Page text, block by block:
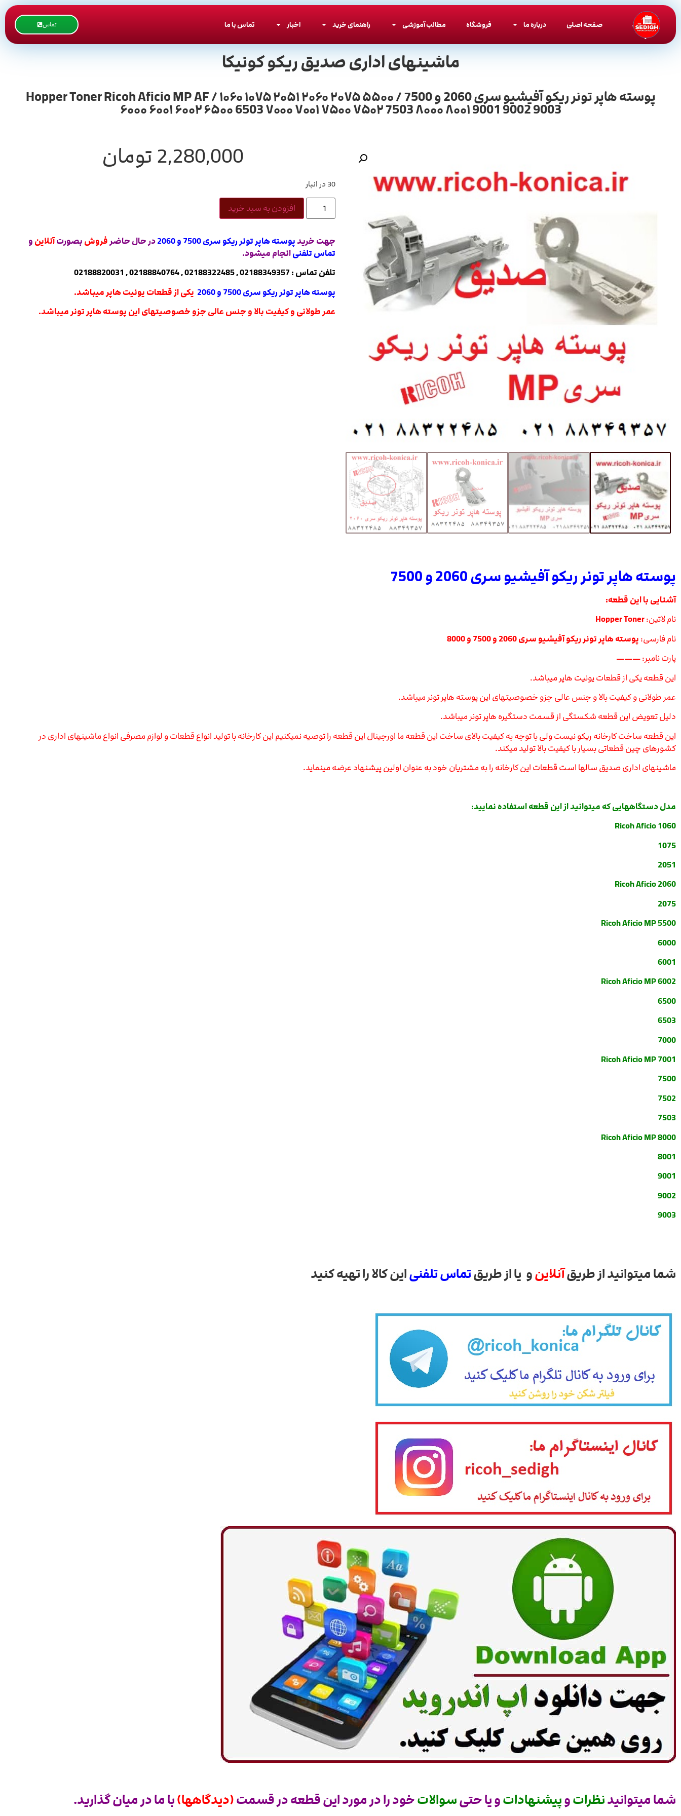
صفحه اصلی درباره ما فروشگاه مطالب آموزشی راهنمای خرید اخبار تماس با ما تماس
ماشینهای اداری صدیق ریکو کونیکا
پوسته هاپر تونر ریکو آفیشیو سری 2060 و 7500 / Hopper Toner Ricoh Aficio MP AF / ۱۰۶۰ ۱۰۷۵ ۲۰۵۱ ۲۰۶۰ ۲۰۷۵ ۵۵۰۰
۶۰۰۰ ۶۰۰۱ ۶۰۰۲ ۶۵۰۰ 6503 ۷۰۰۰ ۷۰۰۱ ۷۵۰۰ ۷۵۰۲ 7503 ۸۰۰۰ ۸۰۰۱ 9001 9002 9003
2,280,000 تومان
30 در انبار
افزودن به سبد خرید
جهت خریدپوسته هاپر تونر ریکو سری 7500 و 2060 در حال حاضر فروش بصورتآنلاین و
تماس تلفنیانجام میشود.
تلفن تماس : 02188349357 , 02188322485 , 02188840764 , 02188820031
پوسته هاپر تونر ریکو سری 7500 و 2060
یکی از قطعات یونیت هاپر میباشد.
عمر طولانی و کیفیت بالا و جنس عالی جزو خصوصیتهای این پوسته هاپر تونر میباشد.
پوسته هاپر تونر ریکو آفیشیو سری 2060 و 7500
آشنایی با این قطعه:
نام لاتین:Hopper Toner
نام فارسی: پوسته هاپر تونر ریکو آفیشیو سری 2060 و 7500 و 8000
پارت نامبر:———
این قطعه یکی از قطعات یونیت هاپر میباشد.
عمر طولانی و کیفیت بالا و جنس عالی جزو خصوصیتهای این پوسته هاپر تونر میباشد.
دلیل تعویض این قطعه شکستگی از قسمت دستگیره هاپر تونر میباشد.
این قطعه ساخت کارخانه ریکو نیست ولی با توجه به کیفیت بالای ساخت این قطعه ما اورجینال این قطعه را توصیه نمیکنیم این کارخانه با تولید انواع قطعات و لوازم مصرفی انواع ماشینهای اداری در
کشورهای چین قطعاتی بسیار با کیفیت بالا تولید میکند.
ماشینهای اداری صدیق سالها است قطعات این کارخانه را به مشتریان خود به عنوان اولین پیشنهاد عرضه مینماید.
مدل دستگاههایی که میتوانید از این قطعه استفاده نمایید:
Ricoh Aficio 1060
1075
2051
Ricoh Aficio 2060
2075
Ricoh Aficio MP 5500
6000
6001
Ricoh Aficio MP 6002
6500
6503
7000
Ricoh Aficio MP 7001
7500
7502
7503
Ricoh Aficio MP 8000
8001
9001
9002
9003
شما میتوانید از طریقآنلاینو یا از طریقتماس تلفنیاین کالا را تهیه کنید
شما میتوانیدنظراتوپیشنهاداتو یا حتیسوالاتخود را در مورد این قطعه در قسمت(دیدگاهها)با ما در میان گذارید.